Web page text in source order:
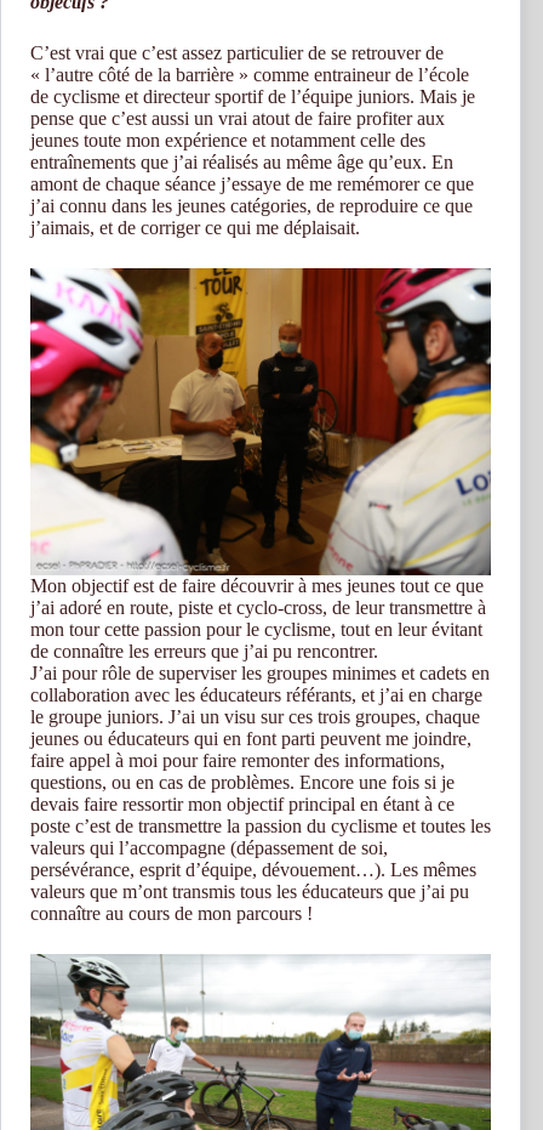
C’est vrai que c’est assez particulier de se retrouver de
« l’autre côté de la barrière » comme entraineur de l’école
de cyclisme et directeur sportif de l’équipe juniors. Mais je
pense que c’est aussi un vrai atout de faire profiter aux
jeunes toute mon expérience et notamment celle des
entraînements que j’ai réalisés au même âge qu’eux. En
amont de chaque séance j’essaye de me remémorer ce que
j’ai connu dans les jeunes catégories, de reproduire ce que
j’aimais, et de corriger ce qui me déplaisait.
Mon objectif est de faire découvrir à mes jeunes tout ce que
j’ai adoré en route, piste et cyclo-cross, de leur transmettre à
mon tour cette passion pour le cyclisme, tout en leur évitant
de connaître les erreurs que j’ai pu rencontrer.
J’ai pour rôle de superviser les groupes minimes et cadets en
collaboration avec les éducateurs référants, et j’ai en charge
le groupe juniors. J’ai un visu sur ces trois groupes, chaque
jeunes ou éducateurs qui en font parti peuvent me joindre,
faire appel à moi pour faire remonter des informations,
questions, ou en cas de problèmes. Encore une fois si je
devais faire ressortir mon objectif principal en étant à ce
poste c’est de transmettre la passion du cyclisme et toutes les
valeurs qui l’accompagne (dépassement de soi,
persévérance, esprit d’équipe, dévouement…). Les mêmes
valeurs que m’ont transmis tous les éducateurs que j’ai pu
connaître au cours de mon parcours !